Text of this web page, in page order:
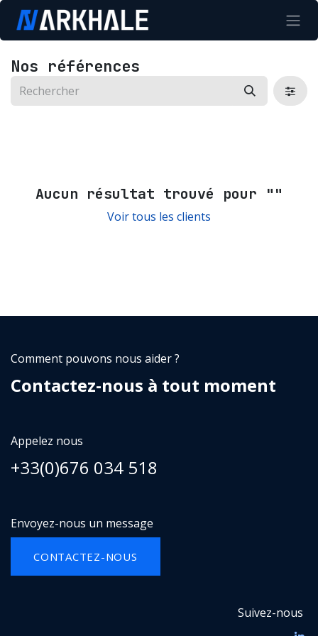
Se rendre au contenu
Nos références
Aucun résultat trouvé pour ""
Voir tous les clients
Comment pouvons nous aider ?
Contactez-nous à tout moment
Appelez nous
+33(0)676 034 518
Envoyez-nous un message
CONTACTEZ-NOUS
Suivez-nous